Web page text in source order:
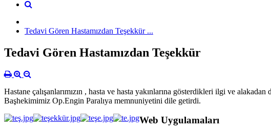
Tedavi Gören Hastamızdan Teşekkür ...
Tedavi Gören Hastamızdan Teşekkür
Hastane çalışanlarımızın , hasta ve hasta yakınlarına gösterdikleri ilgi ve
Başhekimimiz Op.Engin Paralıya memnuniyetini dile getirdi.
Web Uygulamaları